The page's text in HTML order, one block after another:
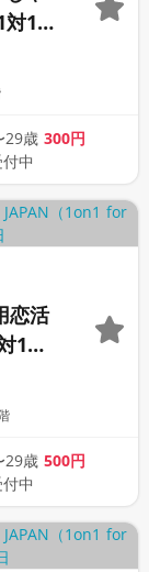
1相
付
29歳 300円
中
恋活
1相
付
29歳 500円
中